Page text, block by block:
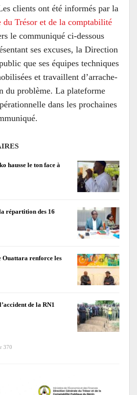
clients ont été informés par la
du Trésor et de la comptabilité
le communiqué ci-dessous
ses excuses, la Direction
que ses équipes techniques
et travaillent d’arrache-
du problème. La plateforme
dans les prochaines
hausse le ton face à
répartition des 16
Ouattara renforce les
de la RN1
370